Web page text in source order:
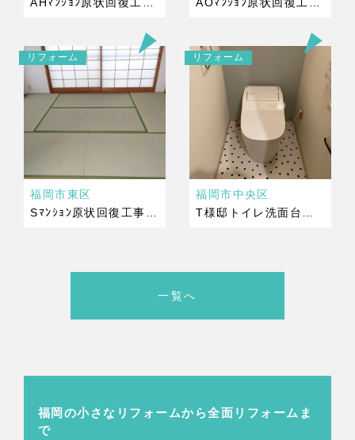
リフォーム
福岡市東区
リフォーム
福岡市中央区
一覧へ
福岡の小さなリフォームから全面リフォームま
で